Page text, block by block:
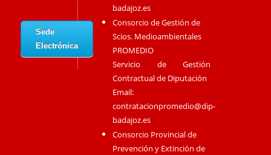
Sede
Electrónica
badajoz.es
Consorcio de Gestión de
Scios. Medioambientales
PROMEDIO
Servicio de Gestión
Contractual de Diputación
Email:
contratacionpromedio@dip-
badajoz.es
Consorcio Provincial de
Prevención y Extinción de